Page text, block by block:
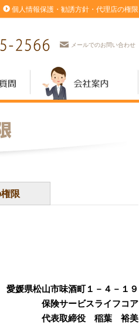
個人情報保護・勧誘方針・代理店の権限
メールでのお問い合わせ
限
愛媛県松山市味酒町１－４－１９
保険サービスライフコア
代表取締役 稲葉 裕美